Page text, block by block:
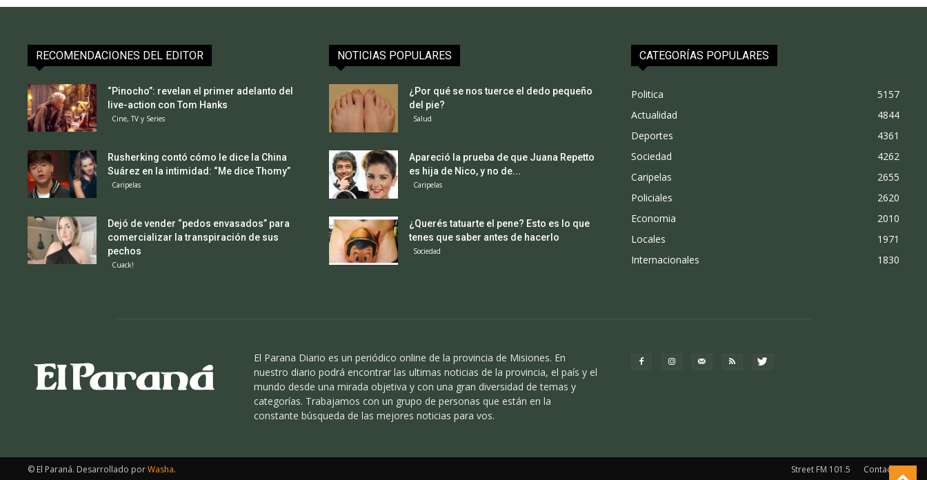
RECOMENDACIONES DEL EDITOR
“Pinocho”: revelan el primer adelanto del
live-action con Tom Hanks
Cine, TV y Series
Rusherking contó cómo le dice la China
Suárez en la intimidad: “Me dice Thomy”
Caripelas
Dejó de vender “pedos envasados” para
comercializar la transpiración de sus
pechos
Cuack!
NOTICIAS POPULARES
¿Por qué se nos tuerce el dedo pequeño
del pie?
Salud
Apareció la prueba de que Juana Repetto
es hija de Nico, y no de...
Caripelas
¿Querés tatuarte el pene? Esto es lo que
tenes que saber antes de hacerlo
Sociedad
CATEGORÍAS POPULARES
Politica
5157
Actualidad
4844
Deportes
4361
Sociedad
4262
Caripelas
2655
Policiales
2620
Economia
2010
Locales
1971
Internacionales
1830
El Parana Diario es un periódico online de la provincia de Misiones. En
nuestro diario podrá encontrar las ultimas noticias de la provincia, el país y el
mundo desde una mirada objetiva y con una gran diversidad de temas y
categorías. Trabajamos con un grupo de personas que están en la
constante búsqueda de las mejores noticias para vos.
Street FM 101.5 Contacto
© El Paraná. Desarrollado porWasha.